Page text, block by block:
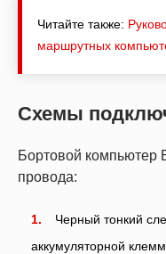
Читайте также:
маршрутных
Схемы
Бортовой компьютер
провода:
Черный тонкий
аккумуляторной